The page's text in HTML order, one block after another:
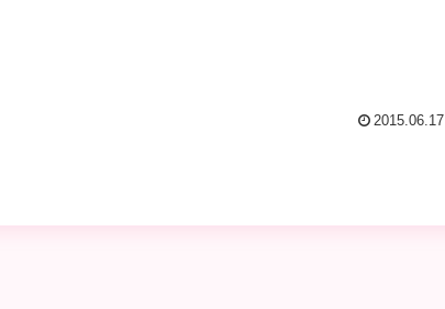
2015.06.17